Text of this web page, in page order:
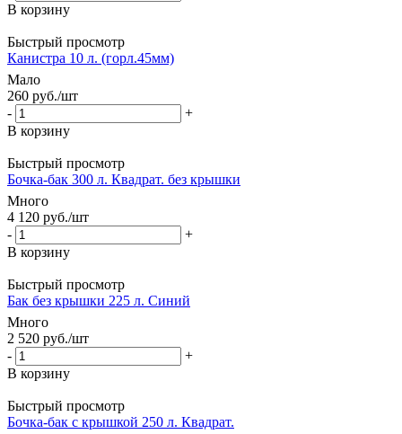
В корзину
Быстрый просмотр
Канистра 10 л. (горл.45мм)
Мало
260 руб./шт
-
+
В корзину
Быстрый просмотр
Бочка-бак 300 л. Квадрат. без крышки
Много
4 120 руб./шт
-
+
В корзину
Быстрый просмотр
Бак без крышки 225 л. Синий
Много
2 520 руб./шт
-
+
В корзину
Быстрый просмотр
Бочка-бак с крышкой 250 л. Квадрат.